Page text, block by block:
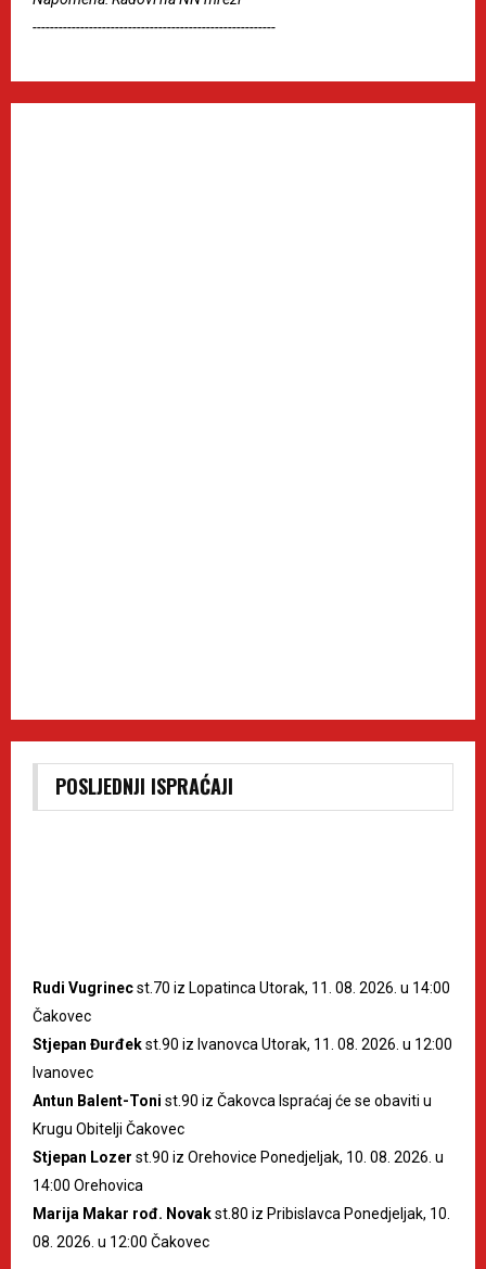
--------------------------------------------------------
POSLJEDNJI ISPRAĆAJI
Rudi Vugrinecst.70 iz Lopatinca Utorak, 11. 08. 2026. u 14:00
Čakovec
Stjepan Đurđekst.90 iz Ivanovca Utorak, 11. 08. 2026. u 12:00
Ivanovec
Antun Balent-Toni st.90 iz Čakovca Ispraćaj će se obaviti u
Krugu Obitelji Čakovec
Stjepan Lozer st.90 iz Orehovice Ponedjeljak, 10. 08. 2026. u
14:00 Orehovica
Marija Makar rođ. Novakst.80 iz Pribislavca Ponedjeljak, 10.
08. 2026. u 12:00 Čakovec